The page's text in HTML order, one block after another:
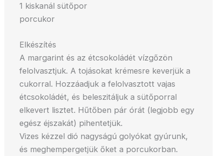
1 kiskanál sütőpor
porcukor
Elkészítés
A margarint és az étcsokoládét vízgőzön
felolvasztjuk. A tojásokat krémesre keverjük a
cukorral. Hozzáadjuk a felolvasztott vajas
étcsokoládét, és beleszitáljuk a sütőporral
elkevert lisztet. Hűtőben pár órát (legjobb egy
egész éjszakát) pihentetjük.
Vizes kézzel dió nagyságú golyókat gyúrunk,
és meghempergetjük őket a porcukorban.